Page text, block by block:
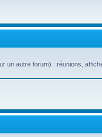
autre forum) : réunions,